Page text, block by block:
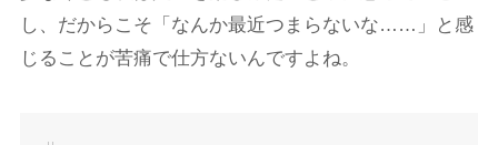
し、だからこそ「なんか最近つまらないな……」と感
じることが苦痛で仕方ないんですよね。